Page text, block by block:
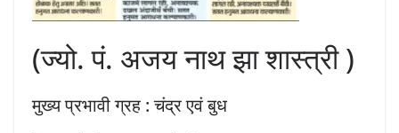
(ज्यो. पं. अजय नाथ झा शास्त्री )
मुख्य प्रभावी ग्रह : चंद्र एवं बुध